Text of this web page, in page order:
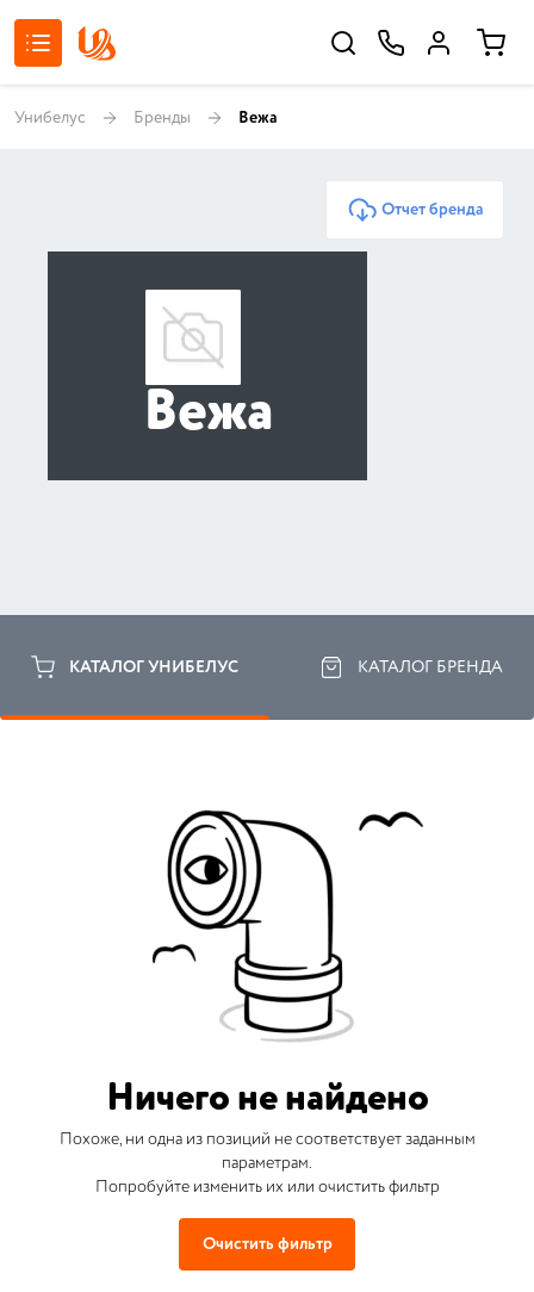
Унибелус Бренды Вежа
Отчет бренда
Вежа
КАТАЛОГ УНИБЕЛУС КАТАЛОГ БРЕНДА
Ничего не найдено
Похоже, ни одна из позиций не соответствует заданным
параметрам.
Попробуйте изменить их или очистить фильтр
Очистить фильтр